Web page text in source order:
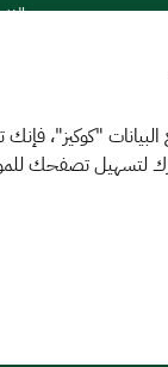
"كوكيز"،
لتسهيل تصفحك